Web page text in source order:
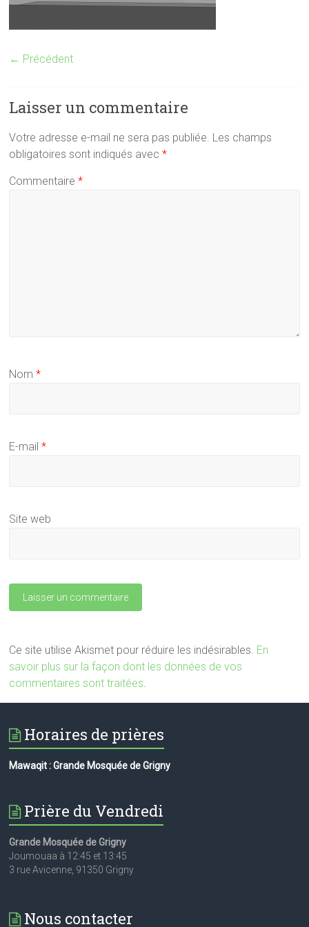
← Précédent
Laisser un commentaire
Votre adresse e-mail ne sera pas publiée. Les champs
obligatoires sont indiqués avec*
Commentaire*
Nom*
E-mail*
Site web
Ce site utilise Akismet pour réduire les indésirables. En
savoir plus sur la façon dont les données de vos
commentaires sont traitées.
Horaires de prières
Mawaqit : Grande Mosquée de Grigny
Prière du Vendredi
Grande Mosquée de Grigny
Joumouaa à 12:45 et 13:45
3 rue Avicenne, 91350 Grigny
Nous contacter